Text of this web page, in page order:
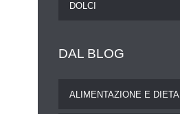
DOLCI
DAL BLOG
ALIMENTAZIONE E DIETA